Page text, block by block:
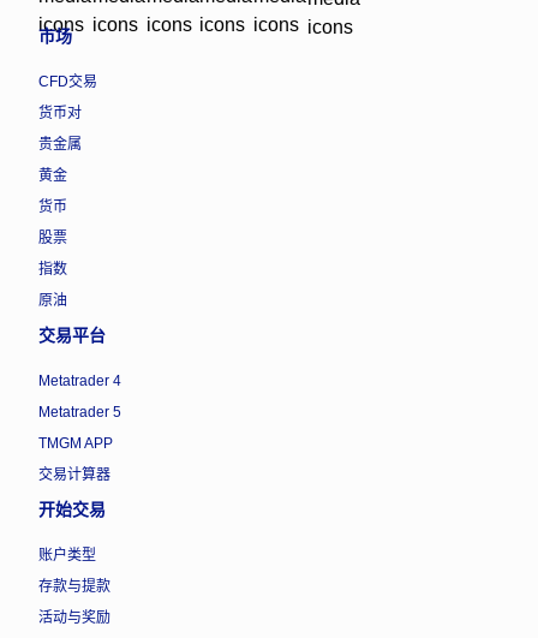
市场
CFD交易
货币对
贵金属
黄金
货币
股票
指数
原油
交易平台
Metatrader 4
Metatrader 5
TMGM APP
交易计算器
开始交易
账户类型
存款与提款
活动与奖励